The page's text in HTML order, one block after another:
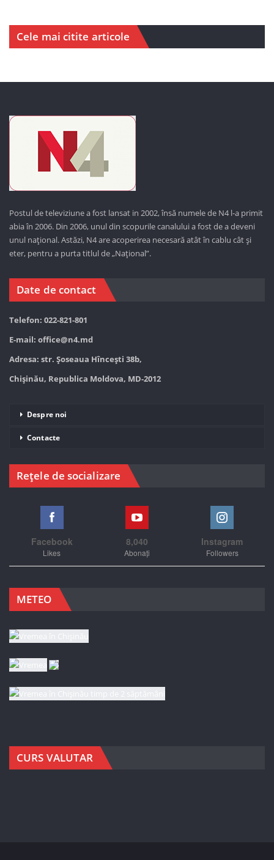
Cele mai citite articole
Postul de televiziune a fost lansat in 2002, însă numele de N4 l-a primit
abia în 2006. Din 2006, unul din scopurile canalului a fost de a deveni
unul național. Astăzi, N4 are acoperirea necesară atât în cablu cât și
eter, pentru a purta titlul de „Național”.
Date de contact
Telefon: 022-821-801
E-mail: office@n4.md
Adresa: str. Șoseaua Hînceşti 38b,
Chișinău, Republica Moldova, MD-2012
Despre noi
Contacte
Rețele de socializare
Facebook
Likes
8,040
Abonați
Instagram
Followers
METEO
CURS VALUTAR